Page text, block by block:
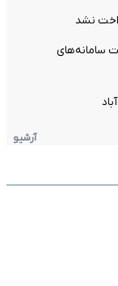
نشد
سامانه‌های
آرشیو